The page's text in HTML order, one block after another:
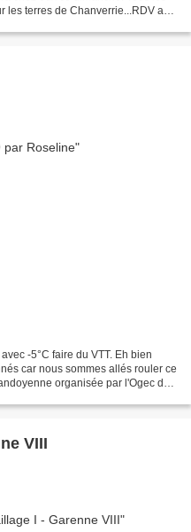
terres de Chanverrie...RDV au
-5°C faire du VTT. Eh bien
car nous sommes allés rouler ce
organisée par l'Ogec de
VIII